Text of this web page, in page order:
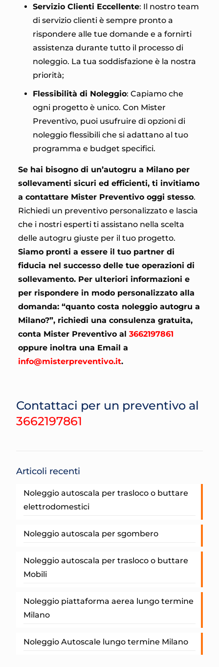
Servizio Clienti Eccellente: Il nostro team
di servizio clienti è sempre pronto a
rispondere alle tue domande e a fornirti
assistenza durante tutto il processo di
noleggio. La tua soddisfazione è la nostra
priorità;
Flessibilità di Noleggio: Capiamo che
ogni progetto è unico. Con Mister
Preventivo, puoi usufruire di opzioni di
noleggio flessibili che si adattano al tuo
programma e budget specifici.
Se hai bisogno di un’autogru a Milano per
sollevamenti sicuri ed efficienti, ti invitiamo
a contattare Mister Preventivo oggi stesso.
Richiedi un preventivo personalizzato e lascia
che i nostri esperti ti assistano nella scelta
delle autogru giuste per il tuo progetto.
Siamo pronti a essere il tuo partner di
fiducia nel successo delle tue operazioni di
sollevamento. Per ulteriori informazioni e
per rispondere in modo personalizzato alla
domanda: “quanto costa noleggio autogru a
Milano?”, richiedi una consulenza gratuita,
conta Mister Preventivo al 3662197861
oppure inoltra una Email a
info@misterpreventivo.it.
Contattaci per un preventivo al
3662197861
Articoli recenti
Noleggio autoscala per trasloco o buttare
elettrodomestici
Noleggio autoscala per sgombero
Noleggio autoscala per trasloco o buttare
Mobili
Noleggio piattaforma aerea lungo termine
Milano
Noleggio Autoscale lungo termine Milano